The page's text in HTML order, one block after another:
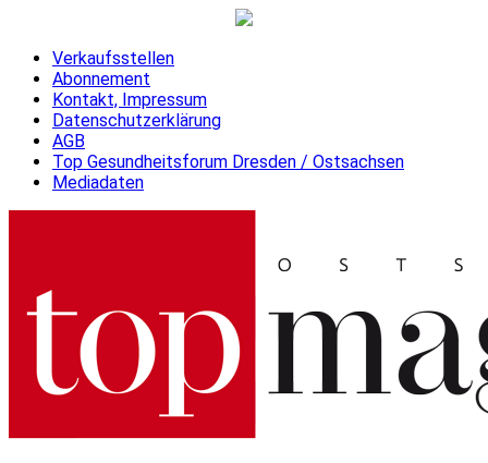
Verkaufsstellen
Abonnement
Kontakt, Impressum
Datenschutzerklärung
AGB
Top Gesundheitsforum Dresden / Ostsachsen
Mediadaten